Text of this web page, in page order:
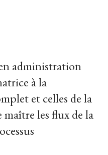
administration
à la
et celles de la
les flux de la